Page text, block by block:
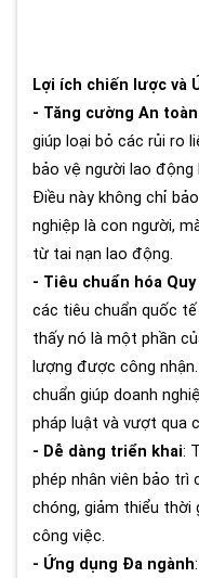
Lợi ích chiến lược và
- Tăng cường An
giúp loại bỏ các rủi ro
bảo vệ người lao động
Điều này không chỉ
nghiệp là con người,
từ tai nạn lao động.
- Tiêu chuẩn hóa
các tiêu chuẩn quốc
thấy nó là một phần
lượng được công
chuẩn giúp doanh
pháp luật và vượt qua
- Dễ dàng triển khai:
phép nhân viên bảo trì
chóng, giảm thiểu thời
công việc.
- Ứng dụng Đa ngành